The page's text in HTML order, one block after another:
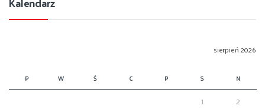
sierpień 2026
P W Ś C P S N
1
2